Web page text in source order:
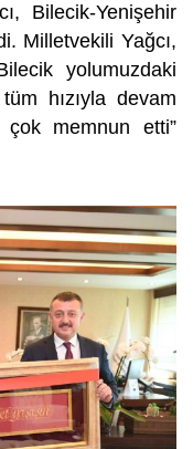
Bilecik-Yenişehir
Milletvekili Yağcı,
yolumuzdaki
hızıyla devam
memnun etti”